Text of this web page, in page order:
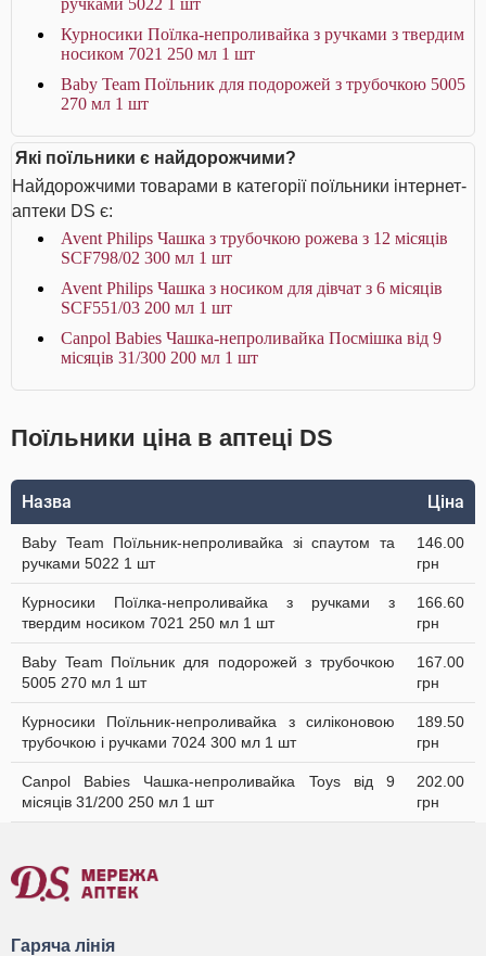
ручками 5022 1 шт
Курносики Поїлка-непроливайка з ручками з твердим
носиком 7021 250 мл 1 шт
Baby Team Поїльник для подорожей з трубочкою 5005
270 мл 1 шт
Які поїльники є найдорожчими?
Найдорожчими товарами в категорії поїльники інтернет-
аптеки DS є:
Avent Philips Чашка з трубочкою рожева з 12 місяців
SCF798/02 300 мл 1 шт
Avent Philips Чашка з носиком для дівчат з 6 місяців
SCF551/03 200 мл 1 шт
Canpol Babies Чашка-непроливайка Посмішка від 9
місяців 31/300 200 мл 1 шт
Поїльники ціна в аптеці DS
Назва Ціна
Baby Team Поїльник-непроливайка зі спаутом та
ручками 5022 1 шт
146.00
грн
Курносики Поїлка-непроливайка з ручками з
твердим носиком 7021 250 мл 1 шт
166.60
грн
Baby Team Поїльник для подорожей з трубочкою
5005 270 мл 1 шт
167.00
грн
Курносики Поїльник-непроливайка з силіконовою
трубочкою і ручками 7024 300 мл 1 шт
189.50
грн
Canpol Babies Чашка-непроливайка Toys від 9
місяців 31/200 250 мл 1 шт
202.00
грн
Гаряча лінія